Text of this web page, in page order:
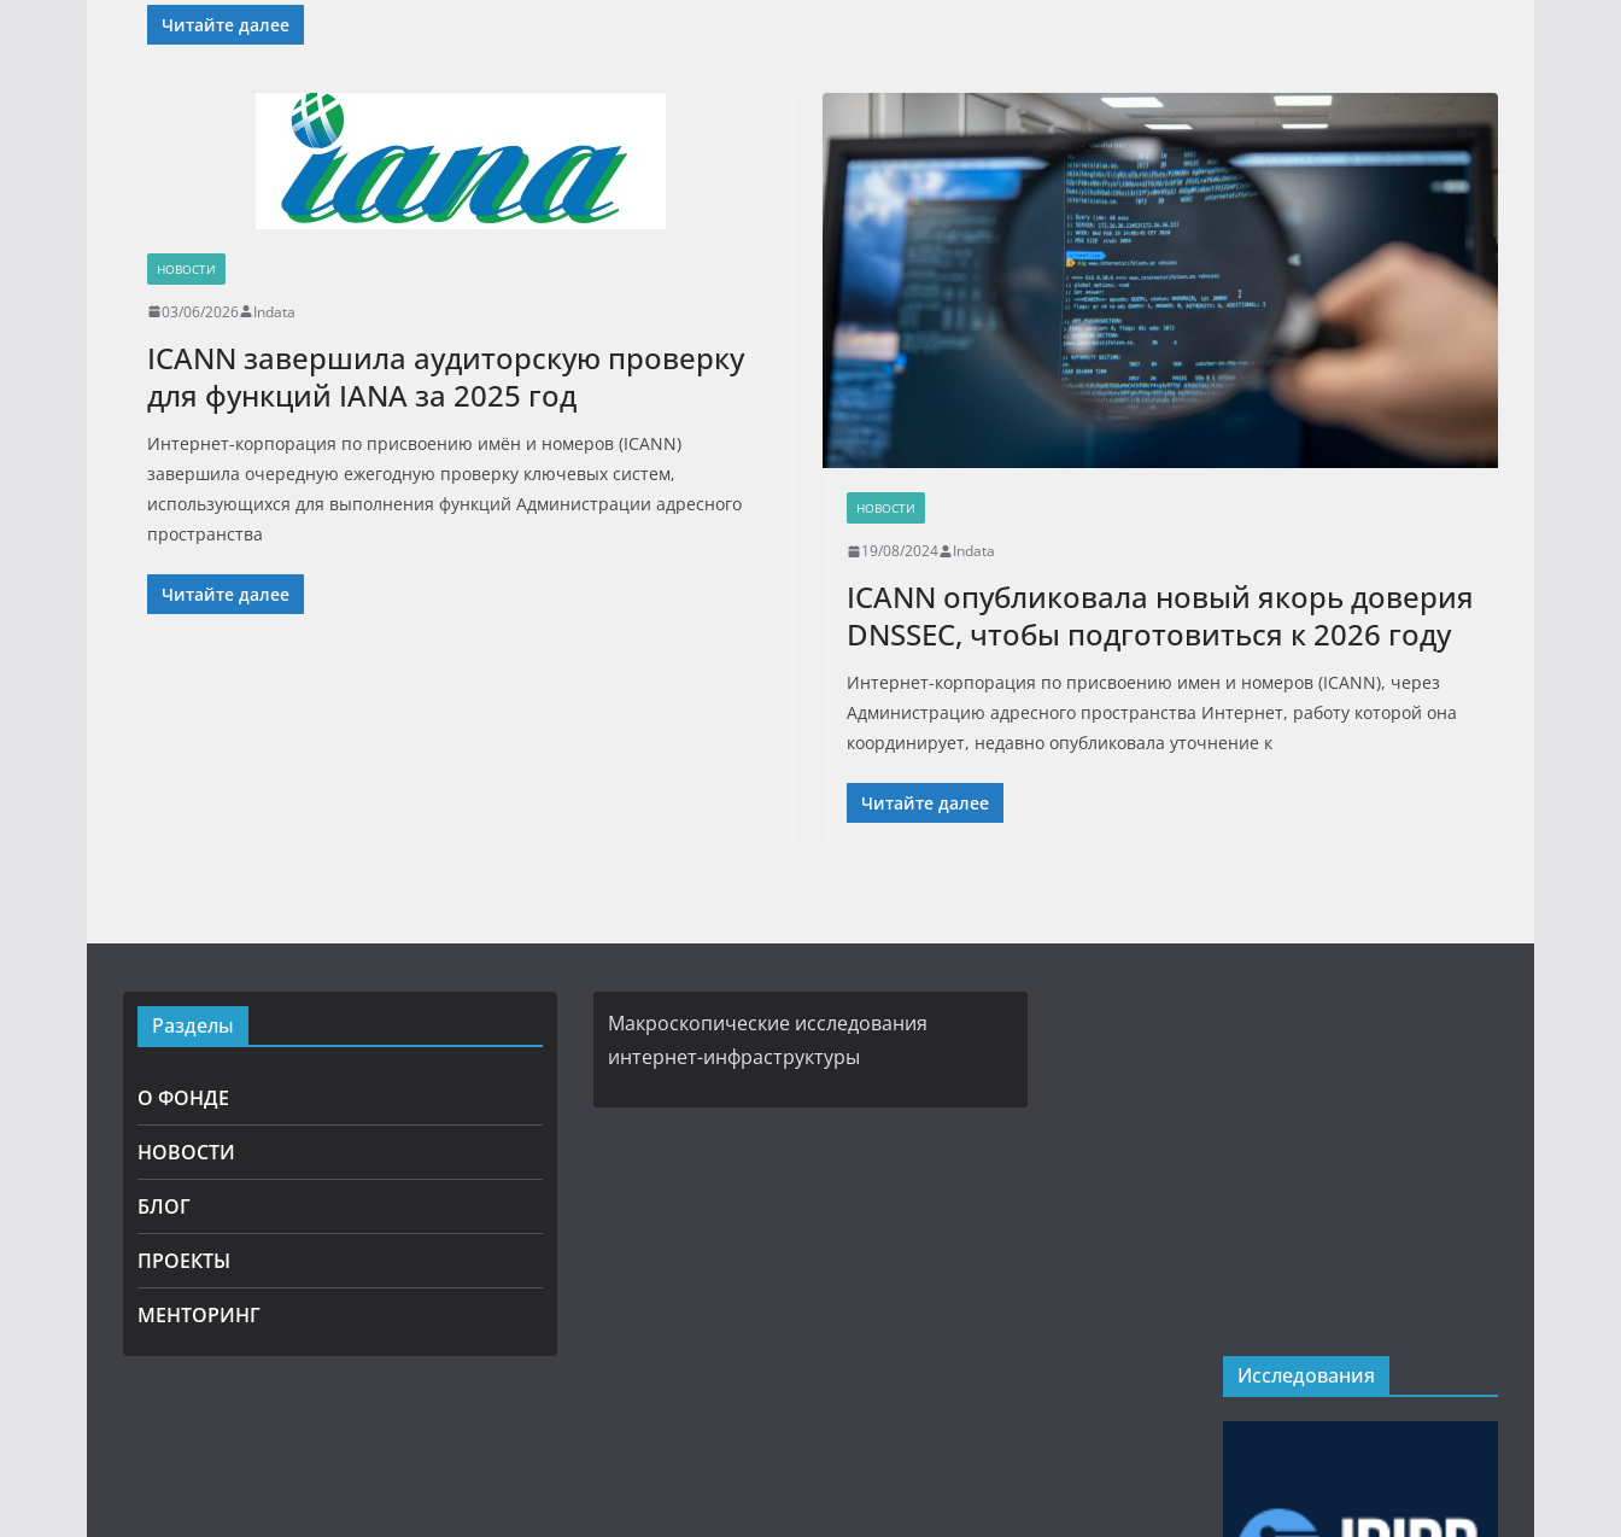
Читайте далее
НОВОСТИ
03/06/2026 Indata
ICANN завершила аудиторскую проверку
для функций IANA за 2025 год
Интернет-корпорация по присвоению имён и номеров (ICANN)
завершила очередную ежегодную проверку ключевых систем,
использующихся для выполнения функций Администрации адресного
пространства
Читайте далее
НОВОСТИ
19/08/2024 Indata
ICANN опубликовала новый якорь доверия
DNSSEC, чтобы подготовиться к 2026 году
Интернет-корпорация по присвоению имен и номеров (ICANN), через
Администрацию адресного пространства Интернет, работу которой она
координирует, недавно опубликовала уточнение к
Читайте далее
Разделы
О ФОНДЕ
НОВОСТИ
БЛОГ
ПРОЕКТЫ
МЕНТОРИНГ
Макроскопические исследования
интернет-инфраструктуры
Исследования